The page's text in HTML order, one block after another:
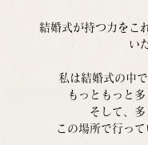
結婚式が持つ力をこ
い
私は結婚式の中
もっともっと
そして、
この場所で行っ